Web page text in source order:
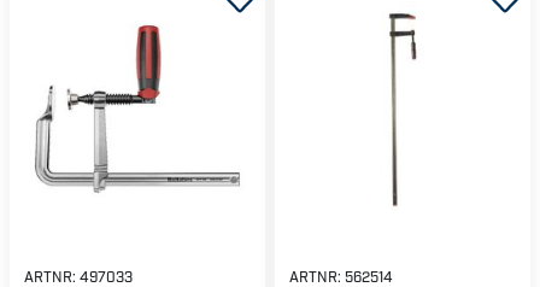
ARTNR: 497033 ARTNR: 562514